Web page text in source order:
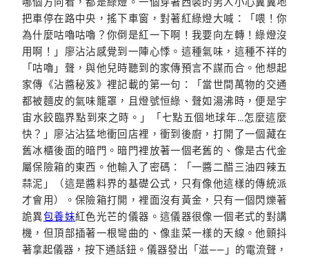
把車停在路中央，搖下車窗，對著紅綠燈大喊：「喂！你
為什麼咕嚕咕嚕？你倒是紅一下啊！我要向左轉！綠燈沒
用啊！」廖沾沾感覺到一陣心悸。這種氣味，這種不祥的
「咕嚕」聲，與他兒時聽到的家傳預言不謀而合。他想起
家傳《沾醬秘笈》裡記載的第一句：「當世間萬物的交通
都被麵皮的氣味籠罩，且燈號恒綠、聲如湯沸時，便是宇
宙水餃臨界點到來之時。」「七點五個地球年…怎麼這麼
快？」廖沾沾猛地衝回店裡，衝到後廚，打開了一個藏在
舊冰櫃後面的暗門。暗門裡放著一個老舊的、像是古代金
屬保險箱的東西。他輸入了密碼：「一醬二醋三油四辣五
蒜泥」（這是醬料界的基礎公式，只有像他這樣的傳統派
才會用）。保險箱打開，裡面沒有黃金，只有一個閃爍著
詭異包養妹紅色光芒的儀器。這儀器很像一個老式的對講
機，但頂部插著一根彎曲的、像韭菜一樣的天線。他顫抖
著拿起儀器，按下通話鈕。儀器發出「滋——」的電流聲，